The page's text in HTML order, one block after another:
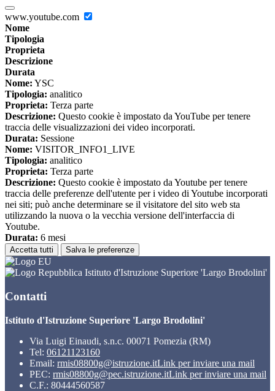
www.youtube.com
Nome
Tipologia
Proprieta
Descrizione
Durata
Nome: YSC
Tipologia: analitico
Proprieta: Terza parte
Descrizione: Questo cookie è impostato da YouTube per tenere
traccia delle visualizzazioni dei video incorporati.
Durata: Sessione
Nome: VISITOR_INFO1_LIVE
Tipologia: analitico
Proprieta: Terza parte
Descrizione: Questo cookie è impostato da Youtube per tenere
traccia delle preferenze dell'utente per i video di Youtube incorporati
nei siti; può anche determinare se il visitatore del sito web sta
utilizzando la nuova o la vecchia versione dell'interfaccia di
Youtube.
Durata: 6 mesi
Accetta tutti Salva le preferenze
Istituto d'Istruzione Superiore 'Largo Brodolini'
Contatti
Istituto d'Istruzione Superiore 'Largo Brodolini'
Via Luigi Einaudi, s.n.c. 00071 Pomezia (RM)
Tel: 06121123160
Email: rmis08800g@istruzione.itLink per inviare una mail
PEC: rmis08800g@pec.istruzione.itLink per inviare una mail
C.F.: 80444560587